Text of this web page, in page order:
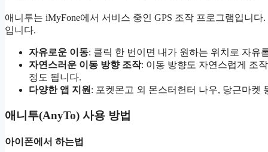
애니투는 iMyFone에서 서비스 중인 GPS 조작 프로그램입니
입니다.
자유로운 이동: 클릭 한 번이면 내가 원하는 위치로 자유
자연스러운 이동 방향 조작: 이동 방향도 자연스럽게 조
정도 됩니다.
다양한 앱 지원 : 포켓몬고 외 몬스터헌터 나우, 당근마켓
애니투(AnyTo) 사용 방법
아이폰에서 하는법